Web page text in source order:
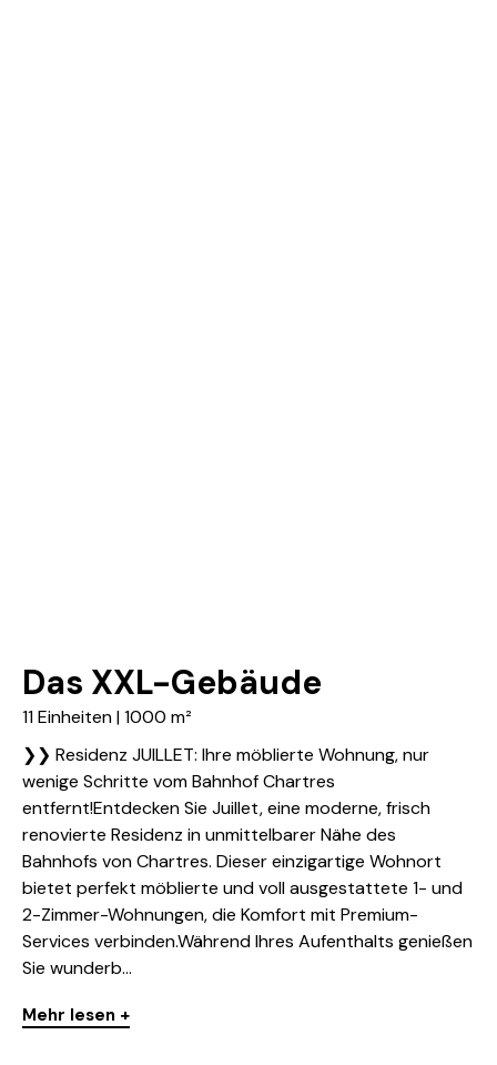
Das XXL-Gebäude
11 Einheiten | 1000 m²
❯❯ Residenz JUILLET: Ihre möblierte Wohnung, nur
wenige Schritte vom Bahnhof Chartres
entfernt!Entdecken Sie Juillet, eine moderne, frisch
renovierte Residenz in unmittelbarer Nähe des
Bahnhofs von Chartres. Dieser einzigartige Wohnort
bietet perfekt möblierte und voll ausgestattete 1- und
2-Zimmer-Wohnungen, die Komfort mit Premium-
Services verbinden.Während Ihres Aufenthalts genießen
Sie wunderb...
Mehr lesen +